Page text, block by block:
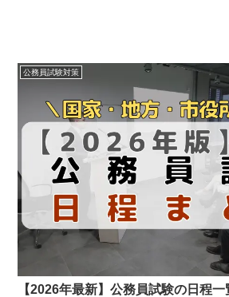
公務員試験対策
【2026年最新】公務員試験の日程一